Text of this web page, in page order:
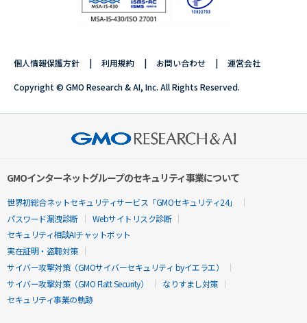
個人情報保護方針 利用規約 お問い合わせ 運営会社
Copyright © GMO Research & AI, Inc. All Rights Reserved.
GMOインターネットグループのセキュリティ事業について
世界初総合ネットセキュリティサービス「GMOセキュリティ24」
パスワード漏洩診断
Webサイトリスク診断
セキュリティ相談AIチャットボット
実在証明・盗聴対策
サイバー攻撃対策（GMOサイバーセキュリティ byイエラエ）
サイバー攻撃対策（GMO Flatt Security）
なりすまし対策
セキュリティ事業の軌跡